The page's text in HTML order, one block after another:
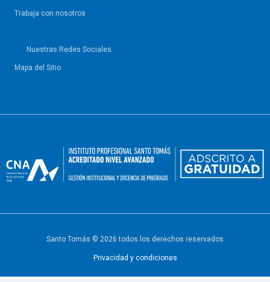
Trabaja con nosotros
Nuestras Redes Sociales
Mapa del Sitio
Santo Tomás © 2026 todos los derechos reservados
Privacidad y condiciones